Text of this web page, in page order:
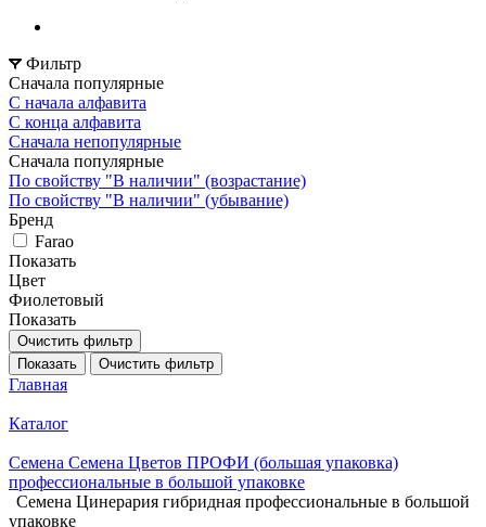
Фильтр
Сначала популярные
С начала алфавита
С конца алфавита
Сначала непопулярные
Сначала популярные
По свойству "В наличии" (возрастание)
По свойству "В наличии" (убывание)
Бренд
Farao
Показать
Цвет
Фиолетовый
Показать
Очистить фильтр
Показать
Очистить фильтр
Главная
Каталог
Семена Семена Цветов ПРОФИ (большая упаковка)
профессиональные в большой упаковке
Семена Цинерария гибридная профессиональные в большой
упаковке